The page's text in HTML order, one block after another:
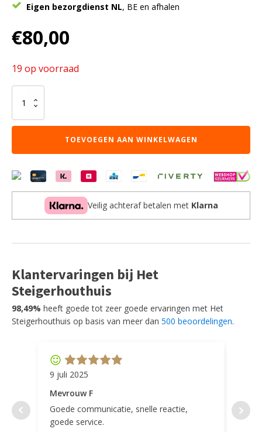
Eigen bezorgdienst NL, BE en afhalen
€80,00
19 op voorraad
patina
decoratieve
kom
aantal
TOEVOEGEN AAN WINKELWAGEN
Veilig achteraf betalen met Klarna
Klantervaringen bij Het
Steigerhouthuis
98,49% heeft goede tot zeer goede ervaringen met Het
Steigerhouthuis op basis van meer dan 500 beoordelingen.
9 juli 2025
Mevrouw F
Goede communicatie, snelle reactie,
goede service.
door